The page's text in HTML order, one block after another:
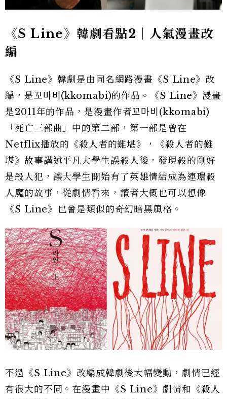
《S Line》韓劇看點2｜人氣漫畫改
編
《S Line》韓劇是由同名網路漫畫《S Line》改
編，是꼬마비(kkomabi)的作品。《S Line》漫畫
是2011年的作品，是漫畫作者꼬마비(kkomabi)
「死亡三部曲」中的第二部，第一部是曾在
Netflix播放的《殺人者的難堪》，《殺人者的難
堪》故事講述平凡大學生誤殺人後，發現殺的剛好
是殺人犯，讓大學生開始有了英雄情結成為連環殺
人魔的故事，從劇情看來，讀者大概也可以想像
《S Line》也會是類似的奇幻暗黑風格。
不過《S Line》改編成韓劇後大幅變動，劇情已經
有很大的不同。在漫畫中《S Line》劇情和《殺人